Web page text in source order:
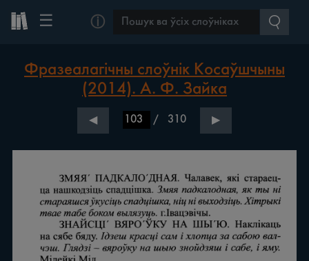
☰ ⓘ
Фразеалагічны слоўнік Косаўшчыны
(2014). А. Ф. Зайка
◀ / 310 ▶